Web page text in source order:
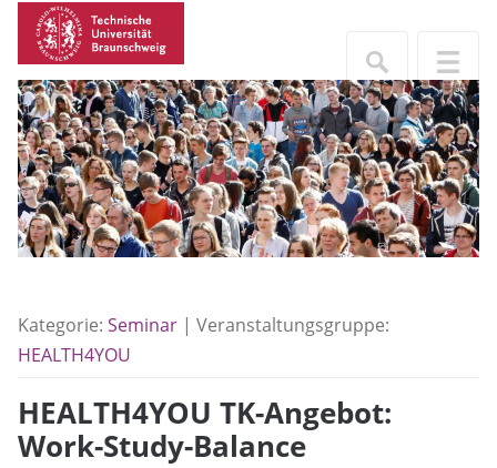
Kategorie: Seminar | Veranstaltungsgruppe:
HEALTH4YOU
HEALTH4YOU TK-Angebot:
Work-Study-Balance